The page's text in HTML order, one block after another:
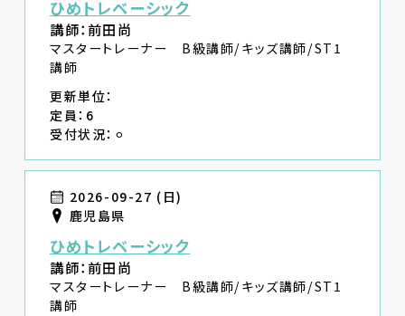
ひめトレベーシック
講師：前田尚
マスタートレーナー B級講師/キッズ講師/ST1
講師
更新単位：
定員：6
受付状況：⚪︎
2026-09-27 (日)
鹿児島県
ひめトレベーシック
講師：前田尚
マスタートレーナー B級講師/キッズ講師/ST1
講師